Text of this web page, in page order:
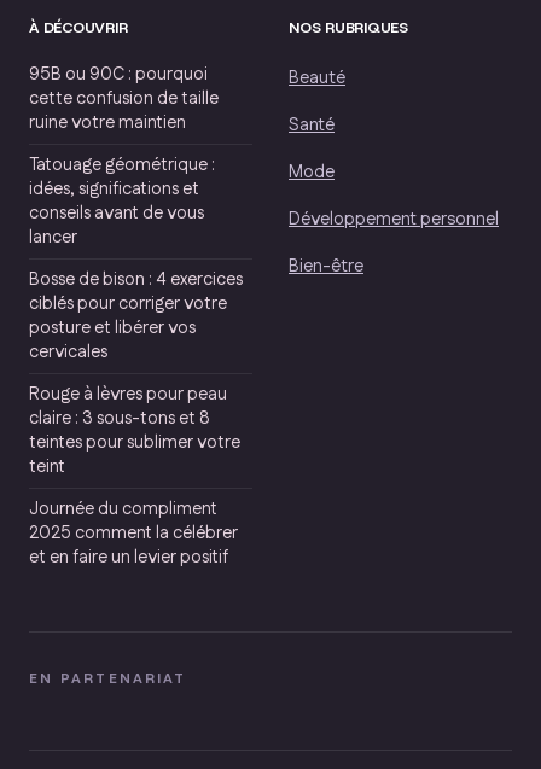
À DÉCOUVRIR
95B ou 90C : pourquoi
cette confusion de taille
ruine votre maintien
Tatouage géométrique :
idées, significations et
conseils avant de vous
lancer
Bosse de bison : 4 exercices
ciblés pour corriger votre
posture et libérer vos
cervicales
Rouge à lèvres pour peau
claire : 3 sous-tons et 8
teintes pour sublimer votre
teint
Journée du compliment
2025 comment la célébrer
et en faire un levier positif
NOS RUBRIQUES
Beauté
Santé
Mode
Développement personnel
Bien-être
EN PARTENARIAT